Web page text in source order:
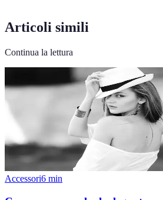
Articoli simili
Continua la lettura
Accessori6 min